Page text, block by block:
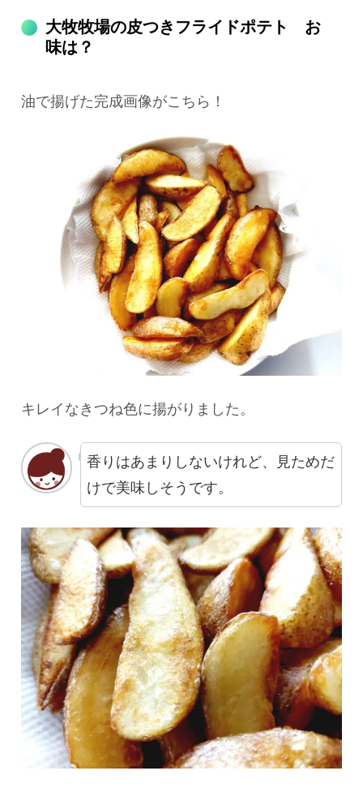
大牧牧場の皮つきフライドポテト お
味は？
油で揚げた完成画像がこちら！
キレイなきつね色に揚がりました。
香りはあまりしないけれど、見ためだ
けで美味しそうです。